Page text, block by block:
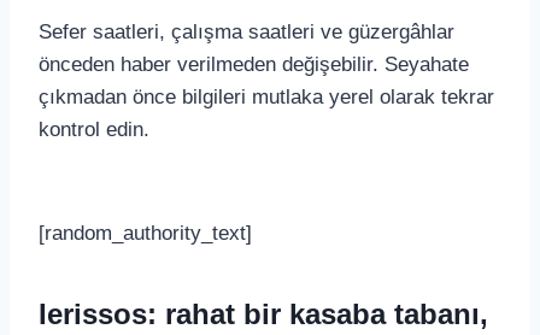
Sefer saatleri, çalışma saatleri ve güzergâhlar
önceden haber verilmeden değişebilir. Seyahate
çıkmadan önce bilgileri mutlaka yerel olarak tekrar
kontrol edin.
[random_authority_text]
Ierissos: rahat bir kasaba tabanı,